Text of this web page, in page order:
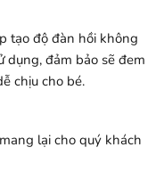
tạo độ đàn hồi không
dụng, đảm bảo sẽ đem
chịu cho bé.
lại cho quý khách